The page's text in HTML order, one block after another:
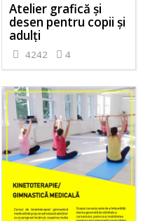
Atelier grafică și
desen pentru copii și
adulți
4242 4